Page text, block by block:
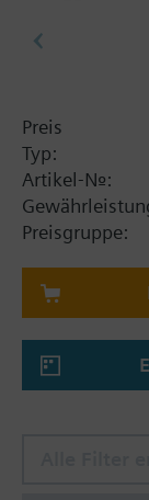
Preis
Typ:
Artikel-Nr.:
Preisgruppe: